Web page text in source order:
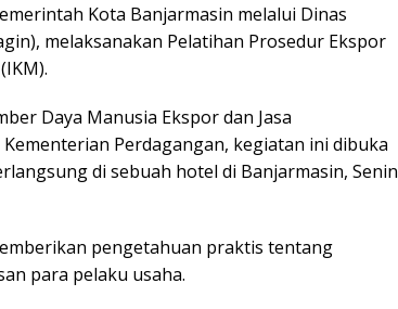
Kota Banjarmasin melalui Dinas
melaksanakan Pelatihan Prosedur Ekspor
Daya Manusia Ekspor dan Jasa
Kementerian Perdagangan, kegiatan ini dibuka
di sebuah hotel di Banjarmasin, Senin
pengetahuan praktis tentang
para pelaku usaha.